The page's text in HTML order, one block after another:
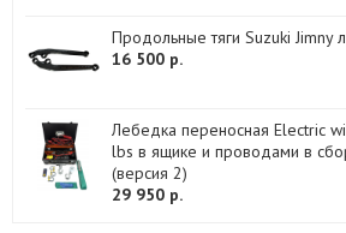
Продольные тяги Suzuki Jimny
16 500 р.
Лебедка переносная Electric
lbs в ящике и проводами в
(версия 2)
29 950 р.